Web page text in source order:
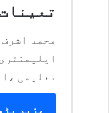
محمد
تعلیمی
مزید